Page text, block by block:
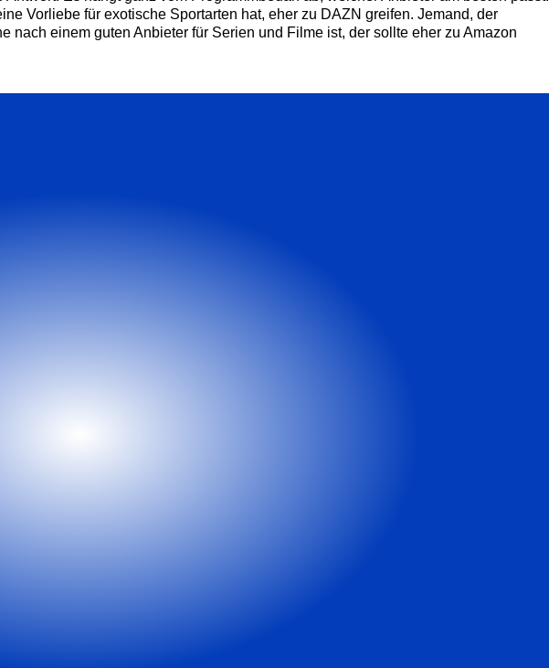
Vorliebe für exotische Sportarten hat, eher zu DAZN greifen. Jemand, der
nach einem guten Anbieter für Serien und Filme ist, der sollte eher zu Amazon